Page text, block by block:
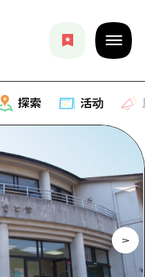
探索 活动
官方向导